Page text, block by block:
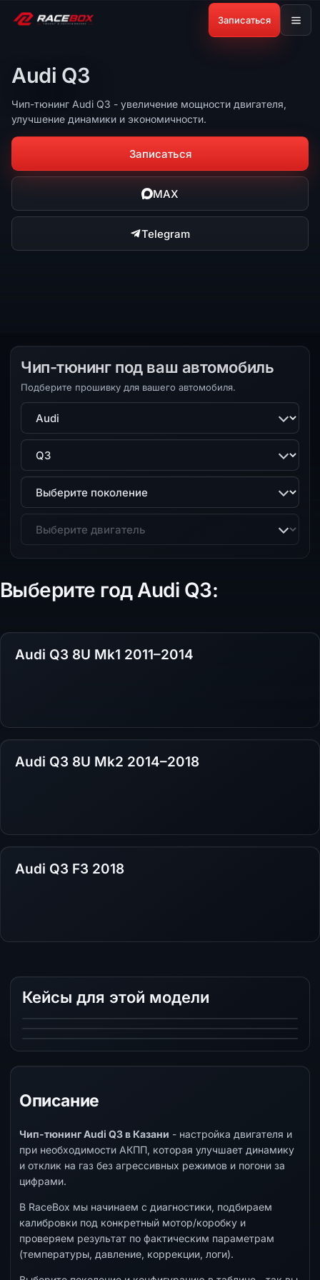
Записаться
Audi Q3
Чип-тюнинг Audi Q3 - увеличение мощности двигателя,
улучшение динамики и экономичности.
Записаться
MAX
Telegram
Чип-тюнинг под ваш автомобиль
Подберите прошивку для вашего автомобиля.
Марка
Модель
Поколение
Выберите год Audi Q3:
Audi Q3 8U Mk1 2011–2014
Audi Q3 8U Mk2 2014–2018
Audi Q3 F3 2018
Кейсы для этой модели
Обслуживание Haldex Volkswagen, Audi, Skoda,
SEAT и Geely в Казани
Audi RS Q3: установка увеличенного интеркулера
Замена маслосъемных колпачков Audi RS3 8V
2.5 TFSI
Описание
Чип-тюнинг Audi Q3 в Казани - настройка двигателя и
при необходимости АКПП, которая улучшает динамику
и отклик на газ без агрессивных режимов и погони за
цифрами.
В RaceBox мы начинаем с диагностики, подбираем
калибровки под конкретный мотор/коробку и
проверяем результат по фактическим параметрам
(температуры, давление, коррекции, логи).